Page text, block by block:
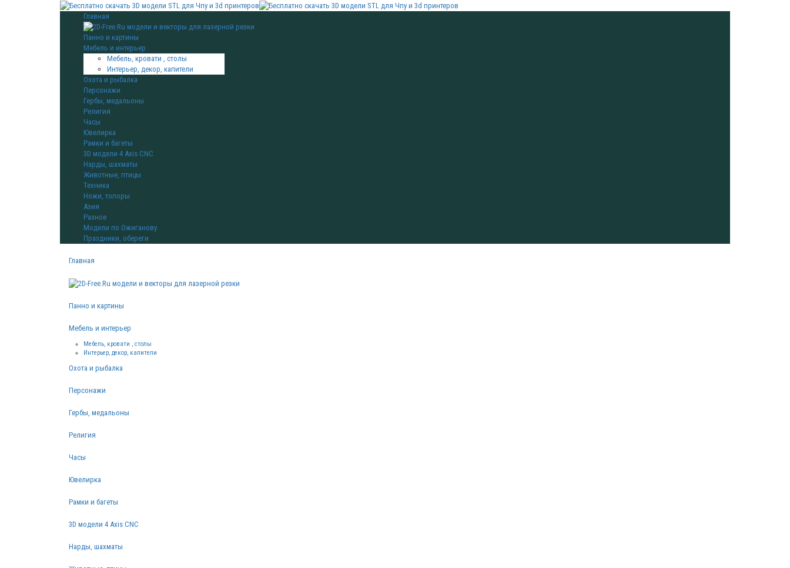
Главная
Панно и картины
Мебель и интерьер
Мебель, кровати , столы
Интерьер, декор, капители
Охота и рыбалка
Персонажи
Гербы, медальоны
Религия
Часы
Ювелирка
Рамки и багеты
3D модели 4 Axis CNC
Нарды, шахматы
Животные, птицы
Техника
Ножи, топоры
Азия
Разное
Модели по Ожиганову
Праздники, обереги
Главная
Панно и картины
Мебель и интерьер
Мебель, кровати , столы
Интерьер, декор, капители
Охота и рыбалка
Персонажи
Гербы, медальоны
Религия
Часы
Ювелирка
Рамки и багеты
3D модели 4 Axis CNC
Нарды, шахматы